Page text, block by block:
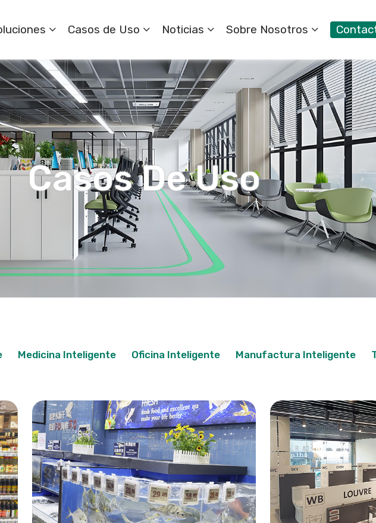
Casos de Uso Noticias Sobre Nosotros
Casos De Uso
Medicina Inteligente Oficina Inteligente Manufactura Inteligente